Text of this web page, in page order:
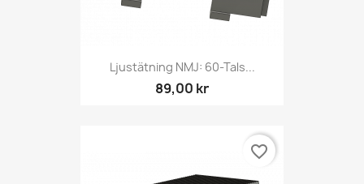
Ljustätning NMJ: 60-Tals...
89,00 kr
favorite_border